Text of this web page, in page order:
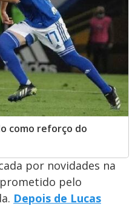
como reforço do
por novidades na
pelo
Depois de Lucas